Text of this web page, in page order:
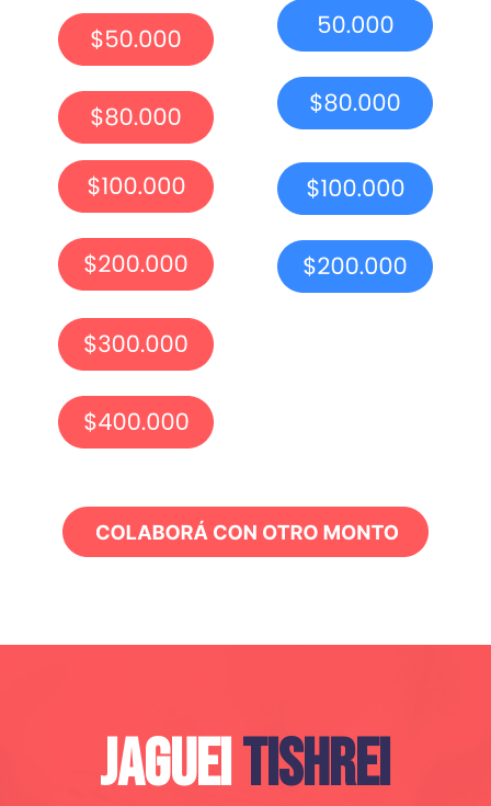
JAGUEITISHREI